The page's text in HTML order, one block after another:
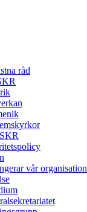
råd
vår organisation